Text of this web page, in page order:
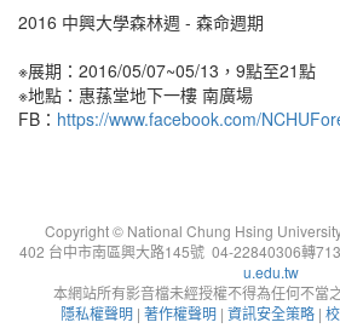
2016 中興大學森林週 - 森命週期
※展期：2016/05/07~05/13，9點至21點
※地點：惠蓀堂地下一樓 南廣場
FB： https://www.facebook.com/
Copyright © National Chung Hsing
402 台中市南區興大路145號 04-22840306轉
u.edu.tw
本網站所有影音檔未經授權不得為任何不當
隱私權聲明 | 著作權聲明 | 資訊安全策略 |